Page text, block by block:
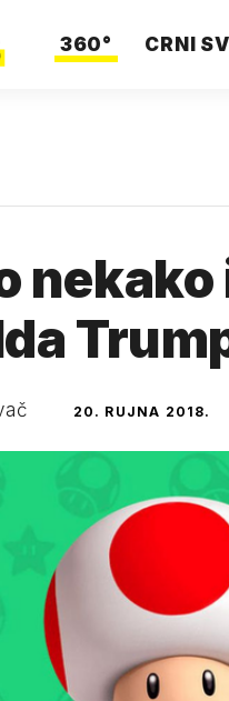
360° CRNI
20. RUJNA 2018.